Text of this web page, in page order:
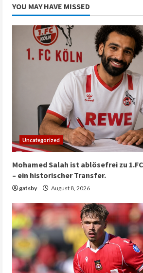
YOU MAY HAVE MISSED
Uncategorized
Mohamed Salah ist ablösefrei zu
– ein historischer Transfer.
gatsby August 8, 2026